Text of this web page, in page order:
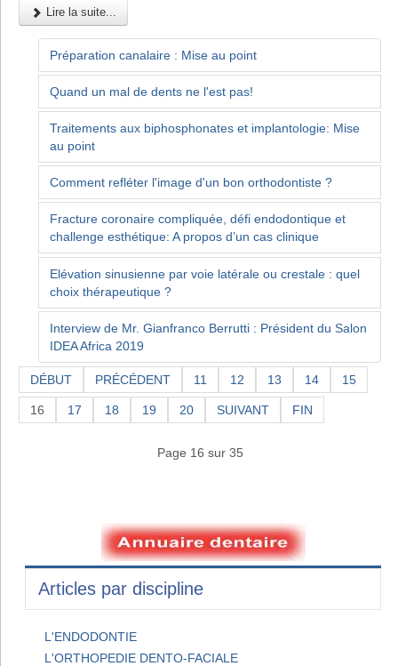
Lire la suite...
Préparation canalaire : Mise au point
Quand un mal de dents ne l'est pas!
Traitements aux biphosphonates et implantologie: Mise
au point
Comment refléter l'image d'un bon orthodontiste ?
Fracture coronaire compliquée, défi endodontique et
challenge esthétique: A propos d’un cas clinique
Elévation sinusienne par voie latérale ou crestale : quel
choix thérapeutique ?
Interview de Mr. Gianfranco Berrutti : Président du Salon
IDEA Africa 2019
DÉBUT PRÉCÉDENT 11 12 13 14 15
16 17 18 19 20 SUIVANT FIN
Page 16 sur 35
Articles par discipline
L'ENDODONTIE
L'ORTHOPEDIE DENTO-FACIALE